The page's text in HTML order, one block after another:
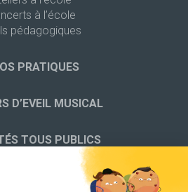
à l’école
pédagogiques
PRATIQUES
D’EVEIL MUSICAL
TOUS PUBLICS